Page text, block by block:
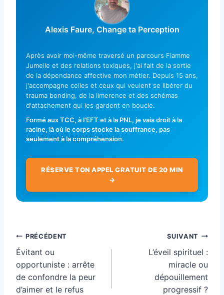
Alexis Faure, Change ta Perception
Après avoir moi-même traversé un parcours Flamme
Jumelle et des relations toxiques, j'ai fait de la sortie
de la dépendance affective mon métier. Depuis 15 ans,
j'accompagne celles et ceux qui veulent se libérer du
trauma bonding, de la limerence et des schémas
d'attachement qui les gardent en boucle.
Formé aux TCC, à l'EFT et à la PNL, je vais droit à la
racine, là où le corps stocke la souffrance, pas
seulement à la compréhension.
RÉSERVE TON APPEL GRATUIT DE 20 MIN
→
Navigation
de
l’article
PRÉCÉDENT
Évitant ou
opportuniste : arrête
de confondre la peur
d’aimer et le refus
SUIVANT
L’éveil spirituel :
miracle ou
dépouillement
progressif ?